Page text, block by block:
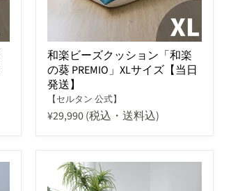
和楽ビーズクッション「和楽
の葵 PREMIO」XLサイズ【当日
発送】
【セルタン 公式】
¥29,990(税込・送料込)